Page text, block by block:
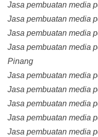
Jasa pembuatan media
Jasa pembuatan media
Jasa pembuatan media
Jasa pembuatan media
Pinang
Jasa pembuatan media
Jasa pembuatan media
Jasa pembuatan media
Jasa pembuatan media
Jasa pembuatan media